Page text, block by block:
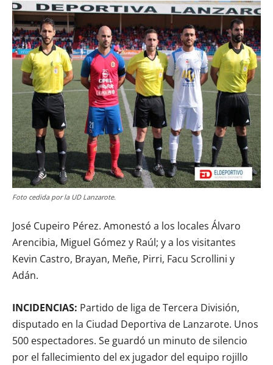
Foto cedida por la UD Lanzarote.
José Cupeiro Pérez. Amonestó a los locales Álvaro
Arencibia, Miguel Gómez y Raúl; y a los visitantes
Kevin Castro, Brayan, Meñe, Pirri, Facu Scrollini y
Adán.
INCIDENCIAS: Partido de liga de Tercera División,
disputado en la Ciudad Deportiva de Lanzarote. Unos
500 espectadores. Se guardó un minuto de silencio
por el fallecimiento del ex jugador del equipo rojillo